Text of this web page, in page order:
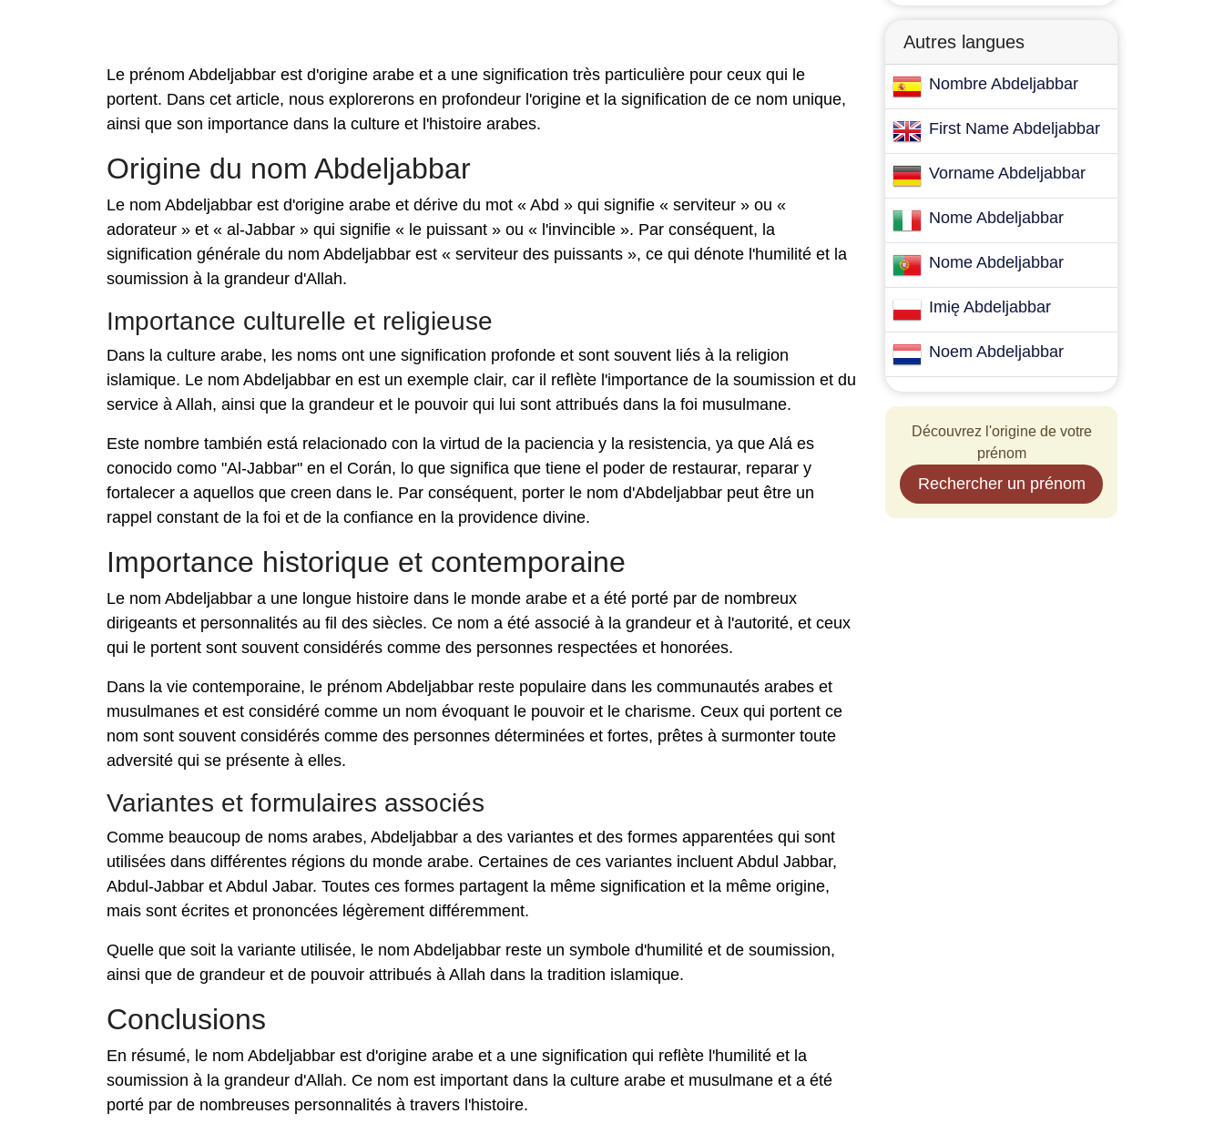
Le prénom Abdeljabbar est d'origine arabe et a une signification très particulière pour ceux qui le
portent. Dans cet article, nous explorerons en profondeur l'origine et la signification de ce nom unique,
ainsi que son importance dans la culture et l'histoire arabes.
Origine du nom Abdeljabbar
Le nom Abdeljabbar est d'origine arabe et dérive du mot « Abd » qui signifie « serviteur » ou «
adorateur » et « al-Jabbar » qui signifie « le puissant » ou « l'invincible ». Par conséquent, la
signification générale du nom Abdeljabbar est « serviteur des puissants », ce qui dénote l'humilité et la
soumission à la grandeur d'Allah.
Importance culturelle et religieuse
Dans la culture arabe, les noms ont une signification profonde et sont souvent liés à la religion
islamique. Le nom Abdeljabbar en est un exemple clair, car il reflète l'importance de la soumission et du
service à Allah, ainsi que la grandeur et le pouvoir qui lui sont attribués dans la foi musulmane.
Este nombre también está relacionado con la virtud de la paciencia y la resistencia, ya que Alá es
conocido como "Al-Jabbar" en el Corán, lo que significa que tiene el poder de restaurar, reparar y
fortalecer a aquellos que creen dans le. Par conséquent, porter le nom d'Abdeljabbar peut être un
rappel constant de la foi et de la confiance en la providence divine.
Importance historique et contemporaine
Le nom Abdeljabbar a une longue histoire dans le monde arabe et a été porté par de nombreux
dirigeants et personnalités au fil des siècles. Ce nom a été associé à la grandeur et à l'autorité, et ceux
qui le portent sont souvent considérés comme des personnes respectées et honorées.
Dans la vie contemporaine, le prénom Abdeljabbar reste populaire dans les communautés arabes et
musulmanes et est considéré comme un nom évoquant le pouvoir et le charisme. Ceux qui portent ce
nom sont souvent considérés comme des personnes déterminées et fortes, prêtes à surmonter toute
adversité qui se présente à elles.
Variantes et formulaires associés
Comme beaucoup de noms arabes, Abdeljabbar a des variantes et des formes apparentées qui sont
utilisées dans différentes régions du monde arabe. Certaines de ces variantes incluent Abdul Jabbar,
Abdul-Jabbar et Abdul Jabar. Toutes ces formes partagent la même signification et la même origine,
mais sont écrites et prononcées légèrement différemment.
Quelle que soit la variante utilisée, le nom Abdeljabbar reste un symbole d'humilité et de soumission,
ainsi que de grandeur et de pouvoir attribués à Allah dans la tradition islamique.
Conclusions
En résumé, le nom Abdeljabbar est d'origine arabe et a une signification qui reflète l'humilité et la
soumission à la grandeur d'Allah. Ce nom est important dans la culture arabe et musulmane et a été
porté par de nombreuses personnalités à travers l'histoire.
Autres langues
Nombre Abdeljabbar
First Name Abdeljabbar
Vorname Abdeljabbar
Nome Abdeljabbar
Nome Abdeljabbar
Imię Abdeljabbar
Noem Abdeljabbar
Découvrez l'origine de votre
prénom
Rechercher un prénom